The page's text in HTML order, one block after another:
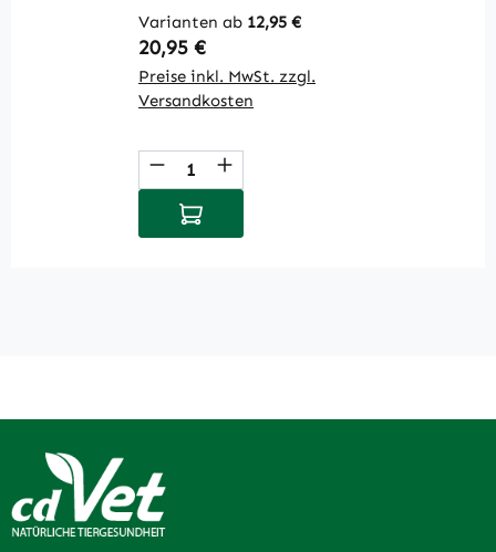
Varianten ab 12,95 €
Regulärer Preis:
20,95 €
Preise inkl. MwSt. zzgl.
Versandkosten
Produkt Anzahl: Gib den
In den Warenkorb